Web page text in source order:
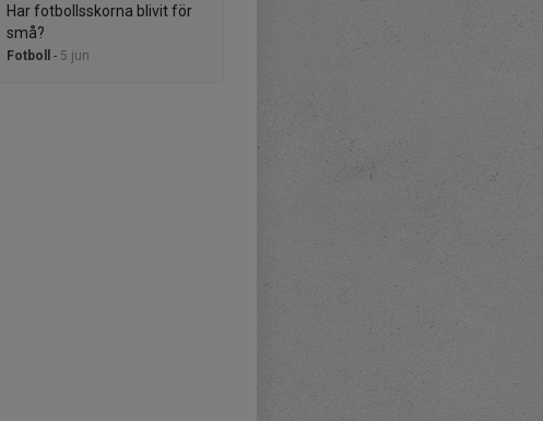
Har fotbollsskorna blivit för
små?
Fotboll - 5 jun